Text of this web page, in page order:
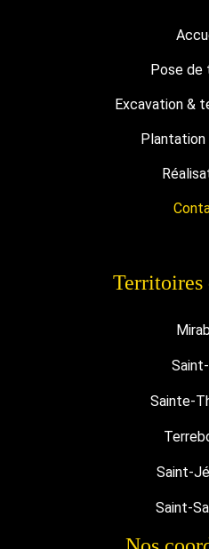
Pose de
Excavation &
Plantation
Territoires
Sainte-
Saint-
Saint-